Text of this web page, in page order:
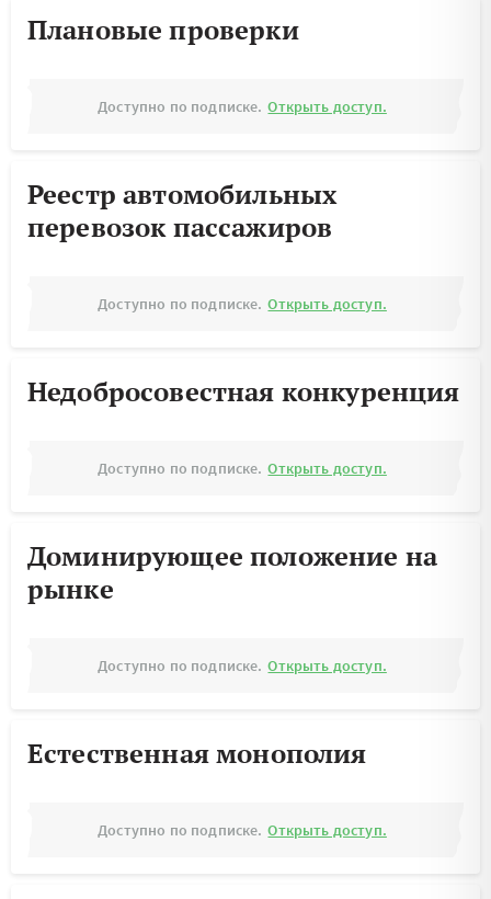
Плановые проверки
Доступно по подписке. Открыть доступ.
Реестр автомобильных
перевозок пассажиров
Доступно по подписке. Открыть доступ.
Недобросовестная конкуренция
Доступно по подписке. Открыть доступ.
Доминирующее положение на
рынке
Доступно по подписке. Открыть доступ.
Естественная монополия
Доступно по подписке. Открыть доступ.